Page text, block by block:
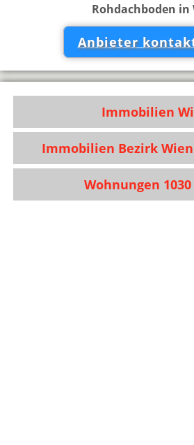
Rohdachboden in
Anbieter
Immobilien
Immobilien Bezirk
Wohnungen